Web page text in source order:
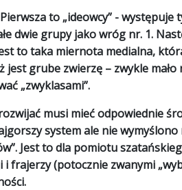
to „ideowcy” -
dwie grupy jako wróg nr. 1.
to taka miernota medialna,
jest grube zwierzę – zwykle
„zwyklasami”.
musi mieć odpowiednie
system ale nie
Jest to dla pomiotu
frajerzy (potocznie zwanymi